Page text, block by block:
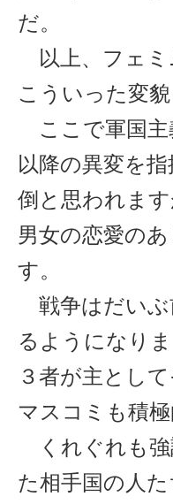
だ。
以上、フェミ
こういった変
ここで軍国主
以降の異変を
倒と思われま
男女の恋愛の
す。
戦争はだいぶ
るようになり
３者が主とし
マスコミも積
くれぐれも強
た相手国の人